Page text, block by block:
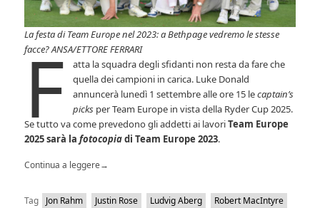
La festa di Team Europe nel 2023: a Bethpage vedremo le stesse
facce? ANSA/ETTORE FERRARI
F
atta la squadra degli sfidanti non resta da fare che
quella dei campioni in carica. Luke Donald
annuncerà lunedì 1 settembre alle ore 15 lecaptain’s
picksper Team Europe in vista della Ryder Cup 2025.
Se tutto va come prevedono gli addetti ai lavoriTeam Europe
2025 sarà lafotocopiadi Team Europe 2023.
Continua a leggere→
Tag Jon Rahm Justin Rose Ludvig Aberg
Robert MacIntyre